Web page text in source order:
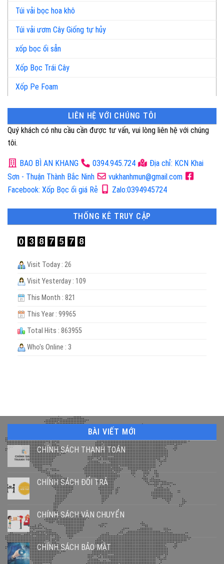
Túi vải bọc hoa khô
Túi vải ươm Cây Giống tự hủy
xốp bọc ổi sẵn
Xốp Bọc Trái Cây
Xốp Pe Foam
LIÊN HỆ VỚI CHÚNG TÔI
Quý khách có nhu cầu cần được tư vấn, vui lòng liên hệ với chúng
tôi.
BAO BÌ AN KHANG 0394.945.724
Địa chỉ: KCN Khai
Sơn - Thuận Thành Bắc Ninh
vukhanhmun@gmail.com
Facebook: Xốp Bọc ổi giá Rẻ
Zalo:0394945724
THỐNG KÊ TRUY CẬP
Visit Today : 26
Visit Yesterday : 109
This Month : 821
This Year : 99965
Total Hits : 863955
Who's Online : 3
BÀI VIẾT MỚI
CHÍNH SÁCH THANH TOÁN
CHÍNH SÁCH ĐỔI TRẢ
CHÍNH SÁCH VẬN CHUYỂN
CHÍNH SÁCH BẢO MẬT